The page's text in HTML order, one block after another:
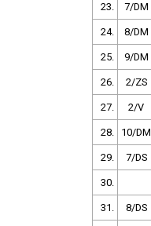
23. 7/DM
24. 8/DM
25. 9/DM
26. 2/ZS
27. 2/V
28. 10/DM
29. 7/DS
30.
31. 8/DS